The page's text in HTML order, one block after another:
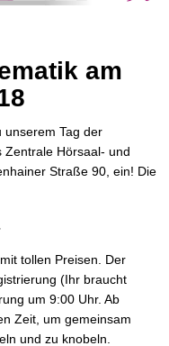
am
unserem Tag der
Zentrale Hörsaal- und
Straße 90, ein! Die
tollen Preisen. Der
(Ihr braucht
um 9:00 Uhr. Ab
Zeit, um gemeinsam
und zu knobeln.